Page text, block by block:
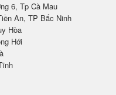
6, Tp Cà Mau
An, TP Bắc Ninh
Hòa
Hới